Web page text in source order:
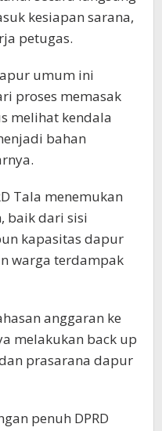
kesiapan sarana,
petugas.
umum ini
proses memasak
melihat kendala
bahan
Tala menemukan
baik dari sisi
kapasitas dapur
warga terdampak
anggaran ke
melakukan back up
prasarana dapur
penuh DPRD